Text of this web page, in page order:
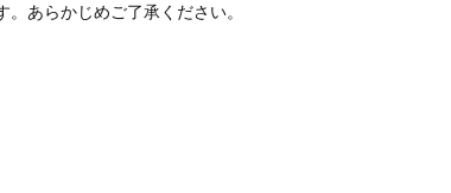
あらかじめご了承ください。